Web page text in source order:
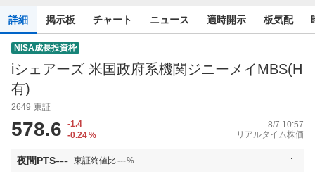
せ
詳細 掲示板 チャート ニュース 適時開示 板気配
NISA成長投資枠
iシェアーズ 米国政府系機関ジニーメイMBS(H
有)
2649 東証
578.6
-1.4
-0.24%
8/7 10:57
リアルタイム株価
夜間PTS--- 東証終値比---% --:--